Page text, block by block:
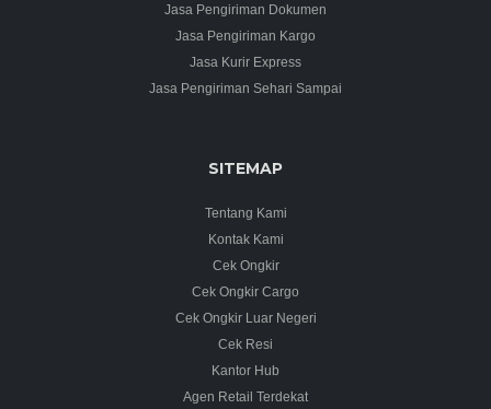
Jasa Pengiriman Dokumen
Jasa Pengiriman Kargo
Jasa Kurir Express
Jasa Pengiriman Sehari Sampai
SITEMAP
Tentang Kami
Kontak Kami
Cek Ongkir
Cek Ongkir Cargo
Cek Ongkir Luar Negeri
Cek Resi
Kantor Hub
Agen Retail Terdekat